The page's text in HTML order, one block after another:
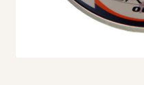
Φροντίδα – Είδη